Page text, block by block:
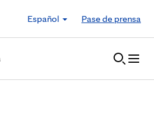
Español
Pase de prensa